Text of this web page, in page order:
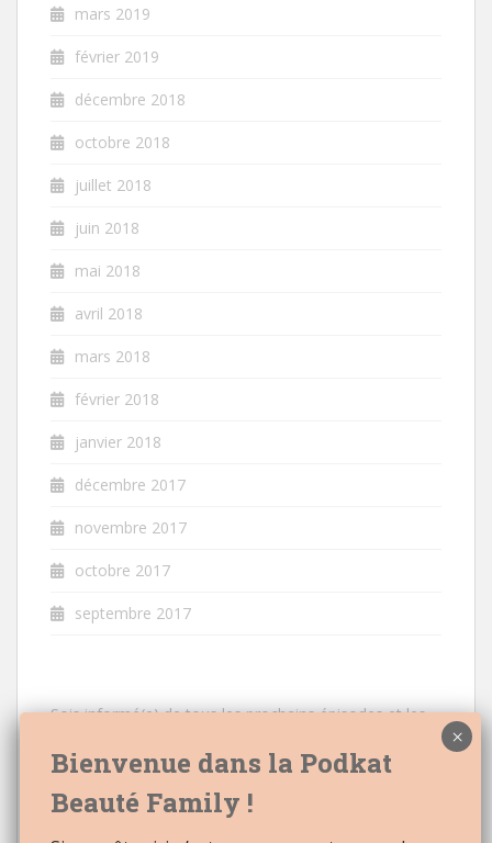
mars 2019
février 2019
décembre 2018
octobre 2018
juillet 2018
juin 2018
mai 2018
avril 2018
mars 2018
février 2018
janvier 2018
décembre 2017
novembre 2017
octobre 2017
septembre 2017
Sois informé(e) de tous les prochains épisodes et les
Email: